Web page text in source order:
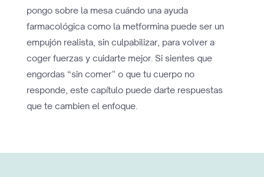
pongo sobre la mesa cuándo una ayuda
farmacológica como la metformina puede ser un
empujón realista, sin culpabilizar, para volver a
coger fuerzas y cuidarte mejor. Si sientes que
engordas “sin comer” o que tu cuerpo no
responde, este capítulo puede darte respuestas
que te cambien el enfoque.